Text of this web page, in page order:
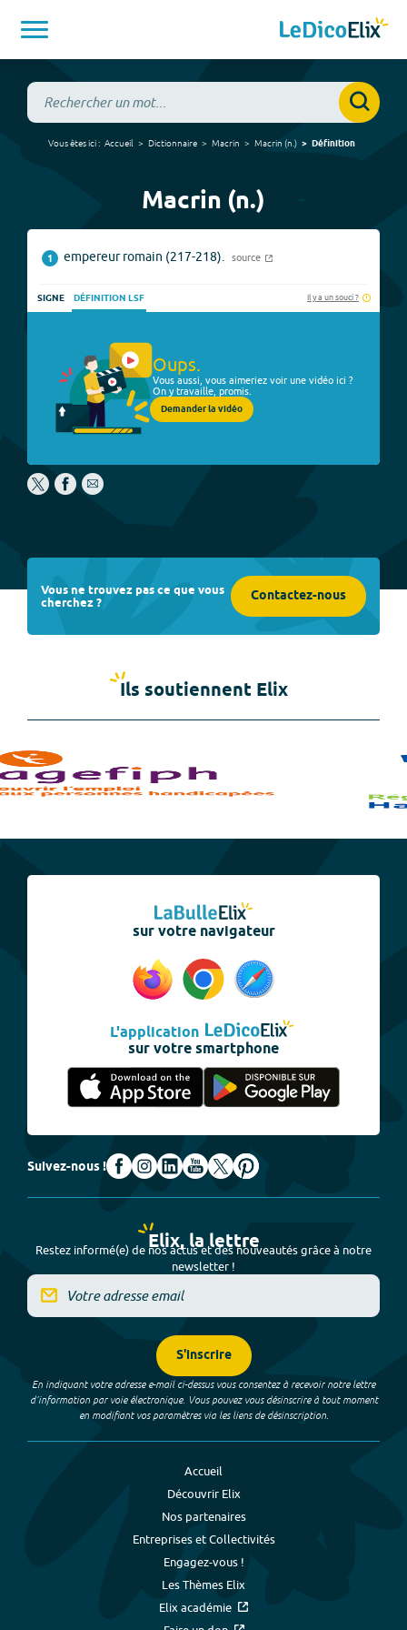
Vous êtes ici : Accueil Dictionnaire Macrin Macrin (n. ) Définition
Macrin (n.)
1 empereur romain (217-218). source
SIGNE DÉFINITION LSF Il y a un souci ?
Oups.
Vous aussi, vous aimeriez voir une vidéo ici ?
On y travaille, promis.
Demander la vidéo
Vous ne trouvez pas ce que vous
cherchez ? Contactez-nous
Ils soutiennent Elix
sur votre navigateur
L'application
sur votre smartphone
Suivez-nous !
Elix, la lettre
Restez informé(e) de nos actus et des nouveautés grâce à notre
newsletter !
S'inscrire
En indiquant votre adresse e-mail ci-dessus vous consentez à recevoir notre lettre
d’information par voie électronique. Vous pouvez vous désinscrire à tout moment
en modifiant vos paramètres via les liens de désinscription.
Accueil
Découvrir Elix
Nos partenaires
Entreprises et Collectivités
Engagez-vous !
Les Thèmes Elix
Elix académie